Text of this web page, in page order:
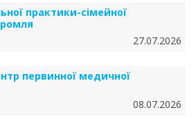
практики-сімейної
27.07.2026
первинної медичної
08.07.2026